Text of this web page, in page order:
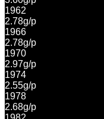
1962
2.78g/p
1966
2.78g/p
1970
2.97g/p
1974
2.55g/p
1978
2.68g/p